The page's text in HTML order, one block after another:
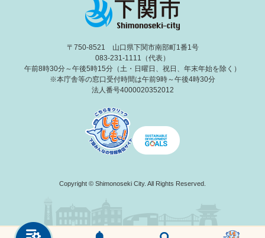
〒750-8521 山口県下関市南部町1番1号
083-231-1111（代表）
午前8時30分～午後5時15分（土・日曜日、祝日、年末年始を除く）
※本庁舎等の窓口受付時間は午前9時～午後4時30分
法人番号4000020352012
Copyright © Shimonoseki City. All Rights Reserved.